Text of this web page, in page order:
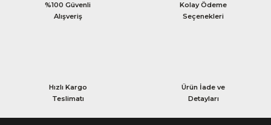
%100 Güvenli
Alışveriş
Kolay Ödeme
Seçenekleri
Hızlı Kargo
Teslimatı
Ürün İade ve
Detayları